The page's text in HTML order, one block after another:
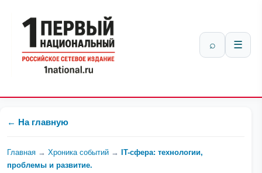
⌕ ☰
← На главную
Главная → Хроника событий → IT-сфера: технологии,
проблемы и развитие.